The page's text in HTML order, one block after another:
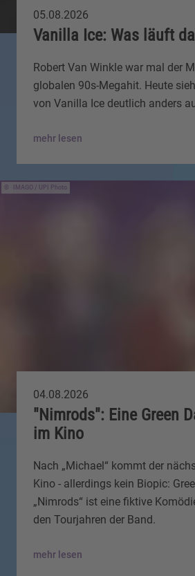
05.08.2026
Vanilla Ice: Was läuft
Robert Van Winkle war mal der
globalen 90s-Megahit. Heute
von Vanilla Ice deutlich anders
mehr lesen
IMAGO / UPI Photo
04.08.2026
"Nimrods": Eine Green
im Kino
Nach „Michael“ kommt der
Kino - allerdings kein Biopic:
„Nimrods“ ist eine fiktive
den Tourjahren der Band.
mehr lesen